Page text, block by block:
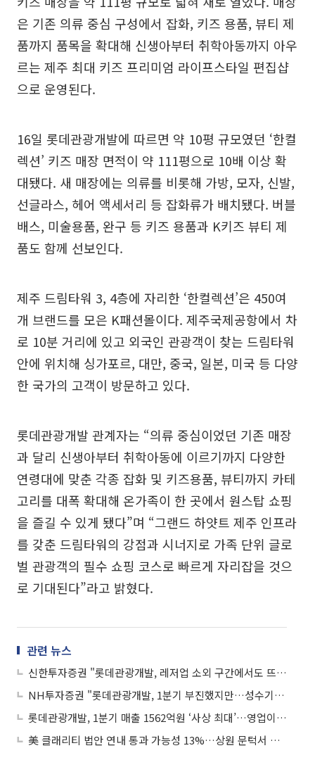
은 기존 의류 중심 구성에서 잡화, 키즈 용품, 뷰티 제
품까지 품목을 확대해 신생아부터 취학아동까지 아우
르는 제주 최대 키즈 프리미엄 라이프스타일 편집샵
으로 운영된다.
16일 롯데관광개발에 따르면 약 10평 규모였던 ‘한컬
렉션’ 키즈 매장 면적이 약 111평으로 10배 이상 확
대됐다. 새 매장에는 의류를 비롯해 가방, 모자, 신발,
선글라스, 헤어 액세서리 등 잡화류가 배치됐다. 버블
배스, 미술용품, 완구 등 키즈 용품과 K키즈 뷰티 제
품도 함께 선보인다.
제주 드림타워 3, 4층에 자리한 ‘한컬렉션’은 450여
개 브랜드를 모은 K패션몰이다. 제주국제공항에서 차
로 10분 거리에 있고 외국인 관광객이 찾는 드림타워
안에 위치해 싱가포르, 대만, 중국, 일본, 미국 등 다양
한 국가의 고객이 방문하고 있다.
롯데관광개발 관계자는 “의류 중심이었던 기존 매장
과 달리 신생아부터 취학아동에 이르기까지 다양한
연령대에 맞춘 각종 잡화 및 키즈용품, 뷰티까지 카테
고리를 대폭 확대해 온가족이 한 곳에서 원스탑 쇼핑
을 즐길 수 있게 됐다”며 “그랜드 하얏트 제주 인프라
를 갖춘 드림타워의 강점과 시너지로 가족 단위 글로
벌 관광객의 필수 쇼핑 코스로 빠르게 자리잡을 것으
로 기대된다”라고 밝혔다.
관련 뉴스
신한투자증권 "롯데관광개발, 레저업 소외 구간에서도 뜨거운 관심"
NH투자증권 "롯데관광개발, 1분기 부진했지만…성수기와 함께 호실적 전망"
롯데관광개발, 1분기 매출 1562억원 ‘사상 최대’…영업이익 121% 급증
美 클래리티 법안 연내 통과 가능성 13%…상원 문턱서 제동